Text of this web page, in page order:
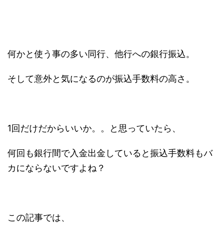
何かと使う事の多い同行、他行への銀行振込。
そして意外と気になるのが振込手数料の高さ。
1回だけだからいいか。。と思っていたら、
何回も銀行間で入金出金していると振込手数料もバ
カにならないですよね？
この記事では、